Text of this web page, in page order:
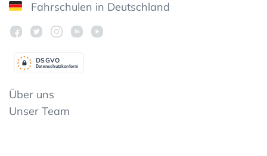
Fahrschulen in Deutschland
Datenschutzkonform
DSGVO
Über uns
Unser Team